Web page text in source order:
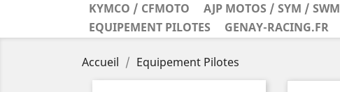
KYMCO / CFMOTO AJP MOTOS / SYM / SWM
EQUIPEMENT PILOTES
GENAY-RACING.FR
Accueil Equipement Pilotes